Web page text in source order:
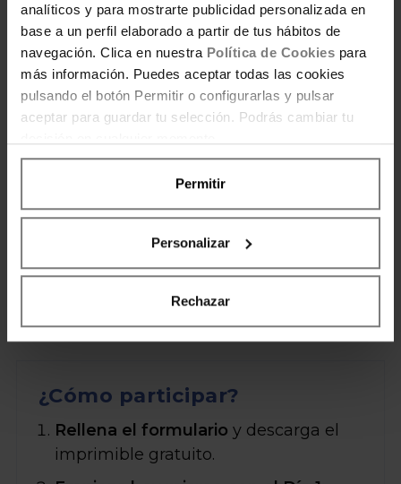
analíticos y para mostrarte publicidad personalizada en
base a un perfil elaborado a partir de tus hábitos de
navegación. Clica en nuestra Política de Cookies para
más información. Puedes aceptar todas las cookies
pulsando el botón Permitir o configurarlas y pulsar
aceptar para guardar tu selección. Podrás cambiar tu
Permitir
Personalizar
Rechazar
PREMIUM al Club Ahorradoras!
¿Cómo participar?
Rellena el formulario y descarga el
imprimible gratuito.